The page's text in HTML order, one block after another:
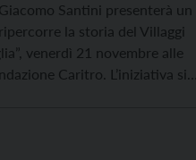
Santini presenterà un
la storia del Villaggi
venerdì 21 novembre alle
Caritro. L’iniziativa si